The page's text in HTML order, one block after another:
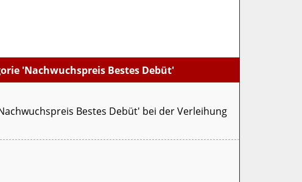
'Nachwuchspreis Bestes Debüt'
Bestes Debüt' bei der Verleihung